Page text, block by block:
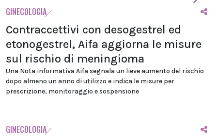
GINECOLOGIA
Contraccettivi con desogestrel ed
etonogestrel, Aifa aggiorna le misure
sul rischio di meningioma
Una Nota informativa Aifa segnala un lieve aumento del rischio
dopo almeno un anno di utilizzo e indica le misure per
prescrizione, monitoraggio e sospensione
GINECOLOGIA